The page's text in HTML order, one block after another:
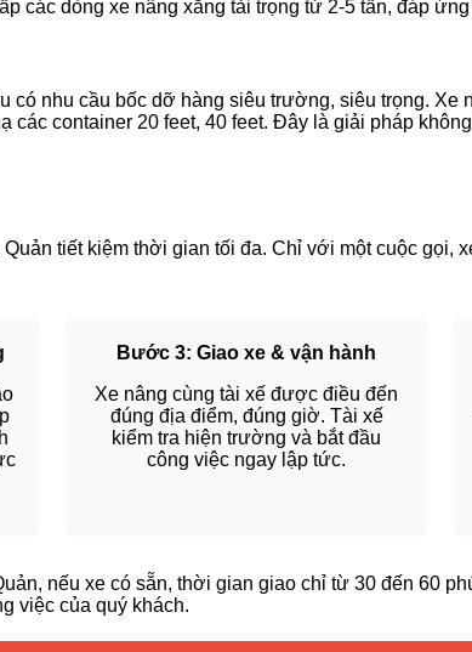
các dòng xe nâng xăng tải trọng từ 2-5 tấn, đáp
nhu cầu bốc dỡ hàng siêu trường, siêu trọng. Xe
container 20 feet, 40 feet. Đây là giải pháp
tiết kiệm thời gian tối đa. Chỉ với một cuộc gọi,
Bước 3: Giao xe & vận hành
Xe nâng cùng tài xế được điều đến
đúng địa điểm, đúng giờ. Tài xế
kiểm tra hiện trường và bắt đầu
công việc ngay lập tức.
nếu xe có sẵn, thời gian giao chỉ từ 30 đến 60
việc của quý khách.